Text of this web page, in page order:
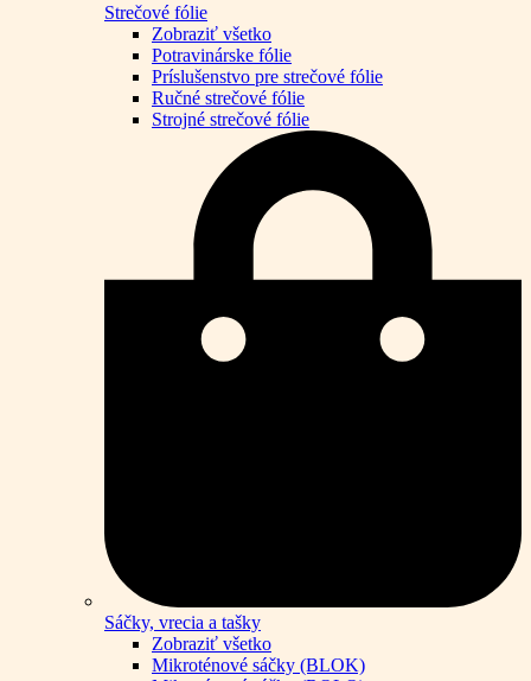
Strečové fólie
Zobraziť všetko
Potravinárske fólie
Príslušenstvo pre strečové fólie
Ručné strečové fólie
Strojné strečové fólie
Sáčky, vrecia a tašky
Zobraziť všetko
Mikroténové sáčky (BLOK)